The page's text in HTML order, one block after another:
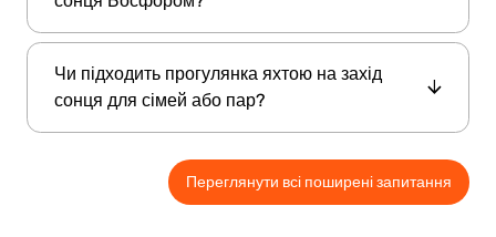
популярні й часто розкуповуються, особливо
навесні та влітку.
Прогулянка включає
2-годинну прогулянку
на яхті
, легкі закуски або напої, а також
мальовничі краєвиди
визначних місць
Чи підходить прогулянка яхтою на захід
сонця для сімей або пар?
Так, ця подія ідеальна дляромантичних
молодят, тасімей, які шукають
Переглянути всі поширені запитання